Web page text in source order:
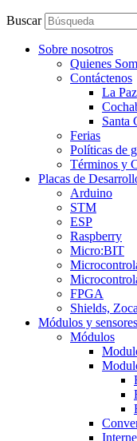
Buscar
Sobre nosotros
Quienes
Contáctenos
La Paz
Santa
Ferias
Políticas de
Términos y
Placas de
Arduino
STM
ESP
Raspberry
Micro:BIT
FPGA
Shields,
Módulos y sensores
Módulos